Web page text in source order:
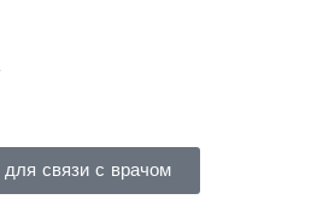
связи с врачом